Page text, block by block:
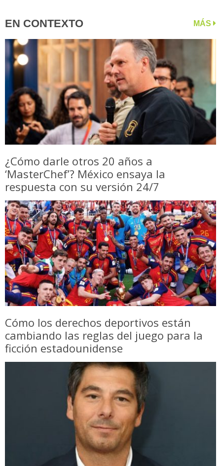
EN CONTEXTO MÁS
¿Cómo darle otros 20 años a
‘MasterChef’? México ensaya la
respuesta con su versión 24/7
Cómo los derechos deportivos están
cambiando las reglas del juego para la
ficción estadounidense